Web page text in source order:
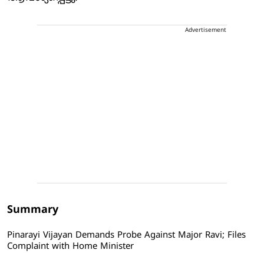
Advertisement
Summary
Pinarayi Vijayan Demands Probe Against Major Ravi; Files
Complaint with Home Minister